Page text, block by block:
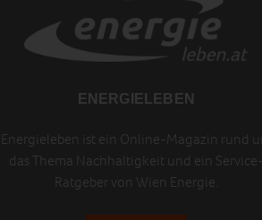
ENERGIELEBEN
Energieleben ist ein Online-Magazin rund
das Thema Nachhaltigkeit und ein Service-
Ratgeber von Wien Energie.